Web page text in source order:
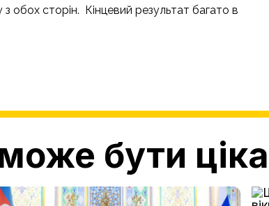
обох сторін. Кінцевий результат багато в
бути